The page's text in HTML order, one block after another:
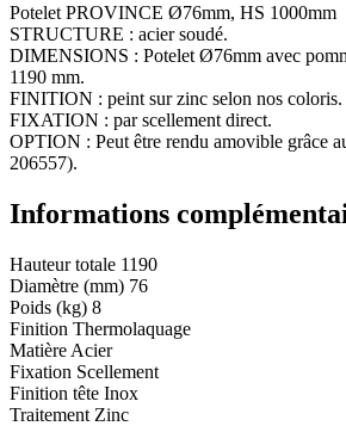
Potelet PROVINCE Ø76mm, HS 1000mm
STRUCTURE : acier soudé.
DIMENSIONS : Potelet Ø76mm avec
1190 mm.
FINITION : peint sur zinc selon nos coloris.
FIXATION : par scellement direct.
OPTION : Peut être rendu amovible grâce
206557).
Informations
Hauteur totale 1190
Diamètre (mm) 76
Poids (kg) 8
Finition Thermolaquage
Matière Acier
Fixation Scellement
Finition tête Inox
Traitement Zinc